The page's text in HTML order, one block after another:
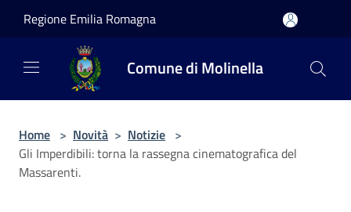
Regione Emilia Romagna
Comune di Molinella
Home > Novità > Notizie >
Gli Imperdibili: torna la rassegna cinematografica del
Massarenti.